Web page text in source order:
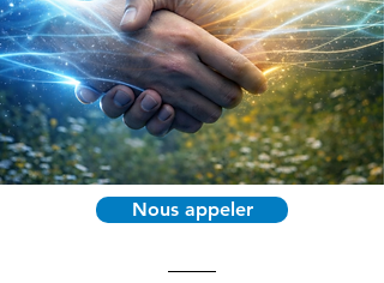
Nous appeler